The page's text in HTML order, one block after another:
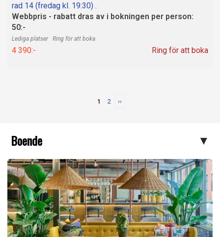
rad 14 (fredag kl. 19:30) .
Webbpris - rabatt dras av i bokningen per person:
50:-
Ring för att boka
4 390:- Ring för att boka
1 2 ››
Boende